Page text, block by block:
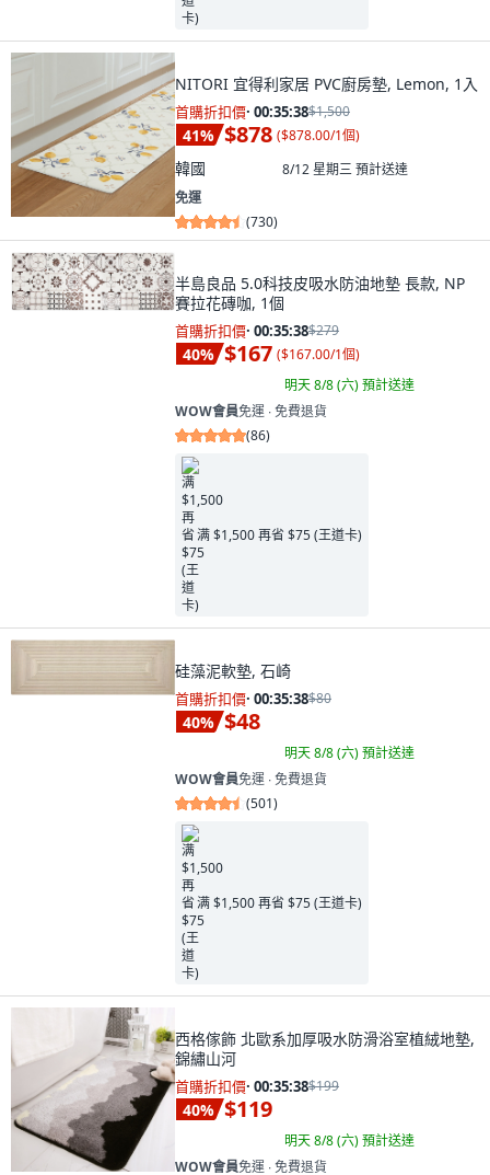
NITORI 宜得利家居 PVC廚房墊, Lemon, 1入
首購折扣價· 00:35:37$1,500
41% $878 ($878.00/1個)
韓國 8/12 星期三預計送達
免運
(730)
半島良品 5.0科技皮吸水防油地墊 長款, NP
賽拉花磚咖, 1個
首購折扣價· 00:35:37$279
40% $167 ($167.00/1個)
明天 8/8 (六)預計送達
WOW會員免運 ∙ 免費退貨
(86)
满 $1,500 再省 $75 (王道卡)
硅藻泥軟墊, 石崎
首購折扣價· 00:35:37$80
40% $48
明天 8/8 (六)預計送達
WOW會員免運 ∙ 免費退貨
(501)
满 $1,500 再省 $75 (王道卡)
西格傢飾 北歐系加厚吸水防滑浴室植絨地墊,
錦繡山河
首購折扣價· 00:35:37$199
40% $119
明天 8/8 (六)預計送達
WOW會員免運 ∙ 免費退貨